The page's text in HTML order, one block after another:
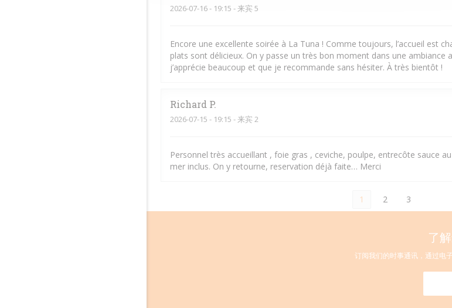
2026-07-16- 19:15 - 来宾 5
Encore une excellente soirée à La Tuna ! Comme toujours, l’accueil est
plats sont délicieux. On y passe un très bon moment dans une ambiance
j’apprécie beaucoup et que je recommande sans hésiter. À très bientôt !
Richard P
2026-07-15 - 19:15 - 来宾 2
Personnel très accueillant , foie gras , ceviche, poulpe, entrecôte sauce
mer inclus. On y retourne, reservation déjà faite… Merci
1 2 3
了
订阅我们的时事通讯，通过电